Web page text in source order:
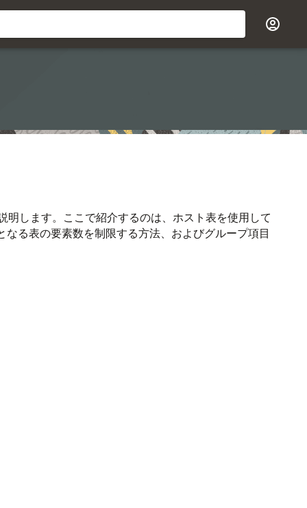
します。ここで紹介するのは、ホスト表を使用して
る表の要素数を制限する方法、およびグループ項目